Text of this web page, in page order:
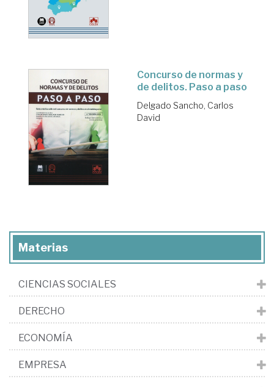
Concurso de normas y
de delitos. Paso a paso
Delgado Sancho, Carlos
David
Materias
CIENCIAS SOCIALES
DERECHO
ECONOMÍA
EMPRESA